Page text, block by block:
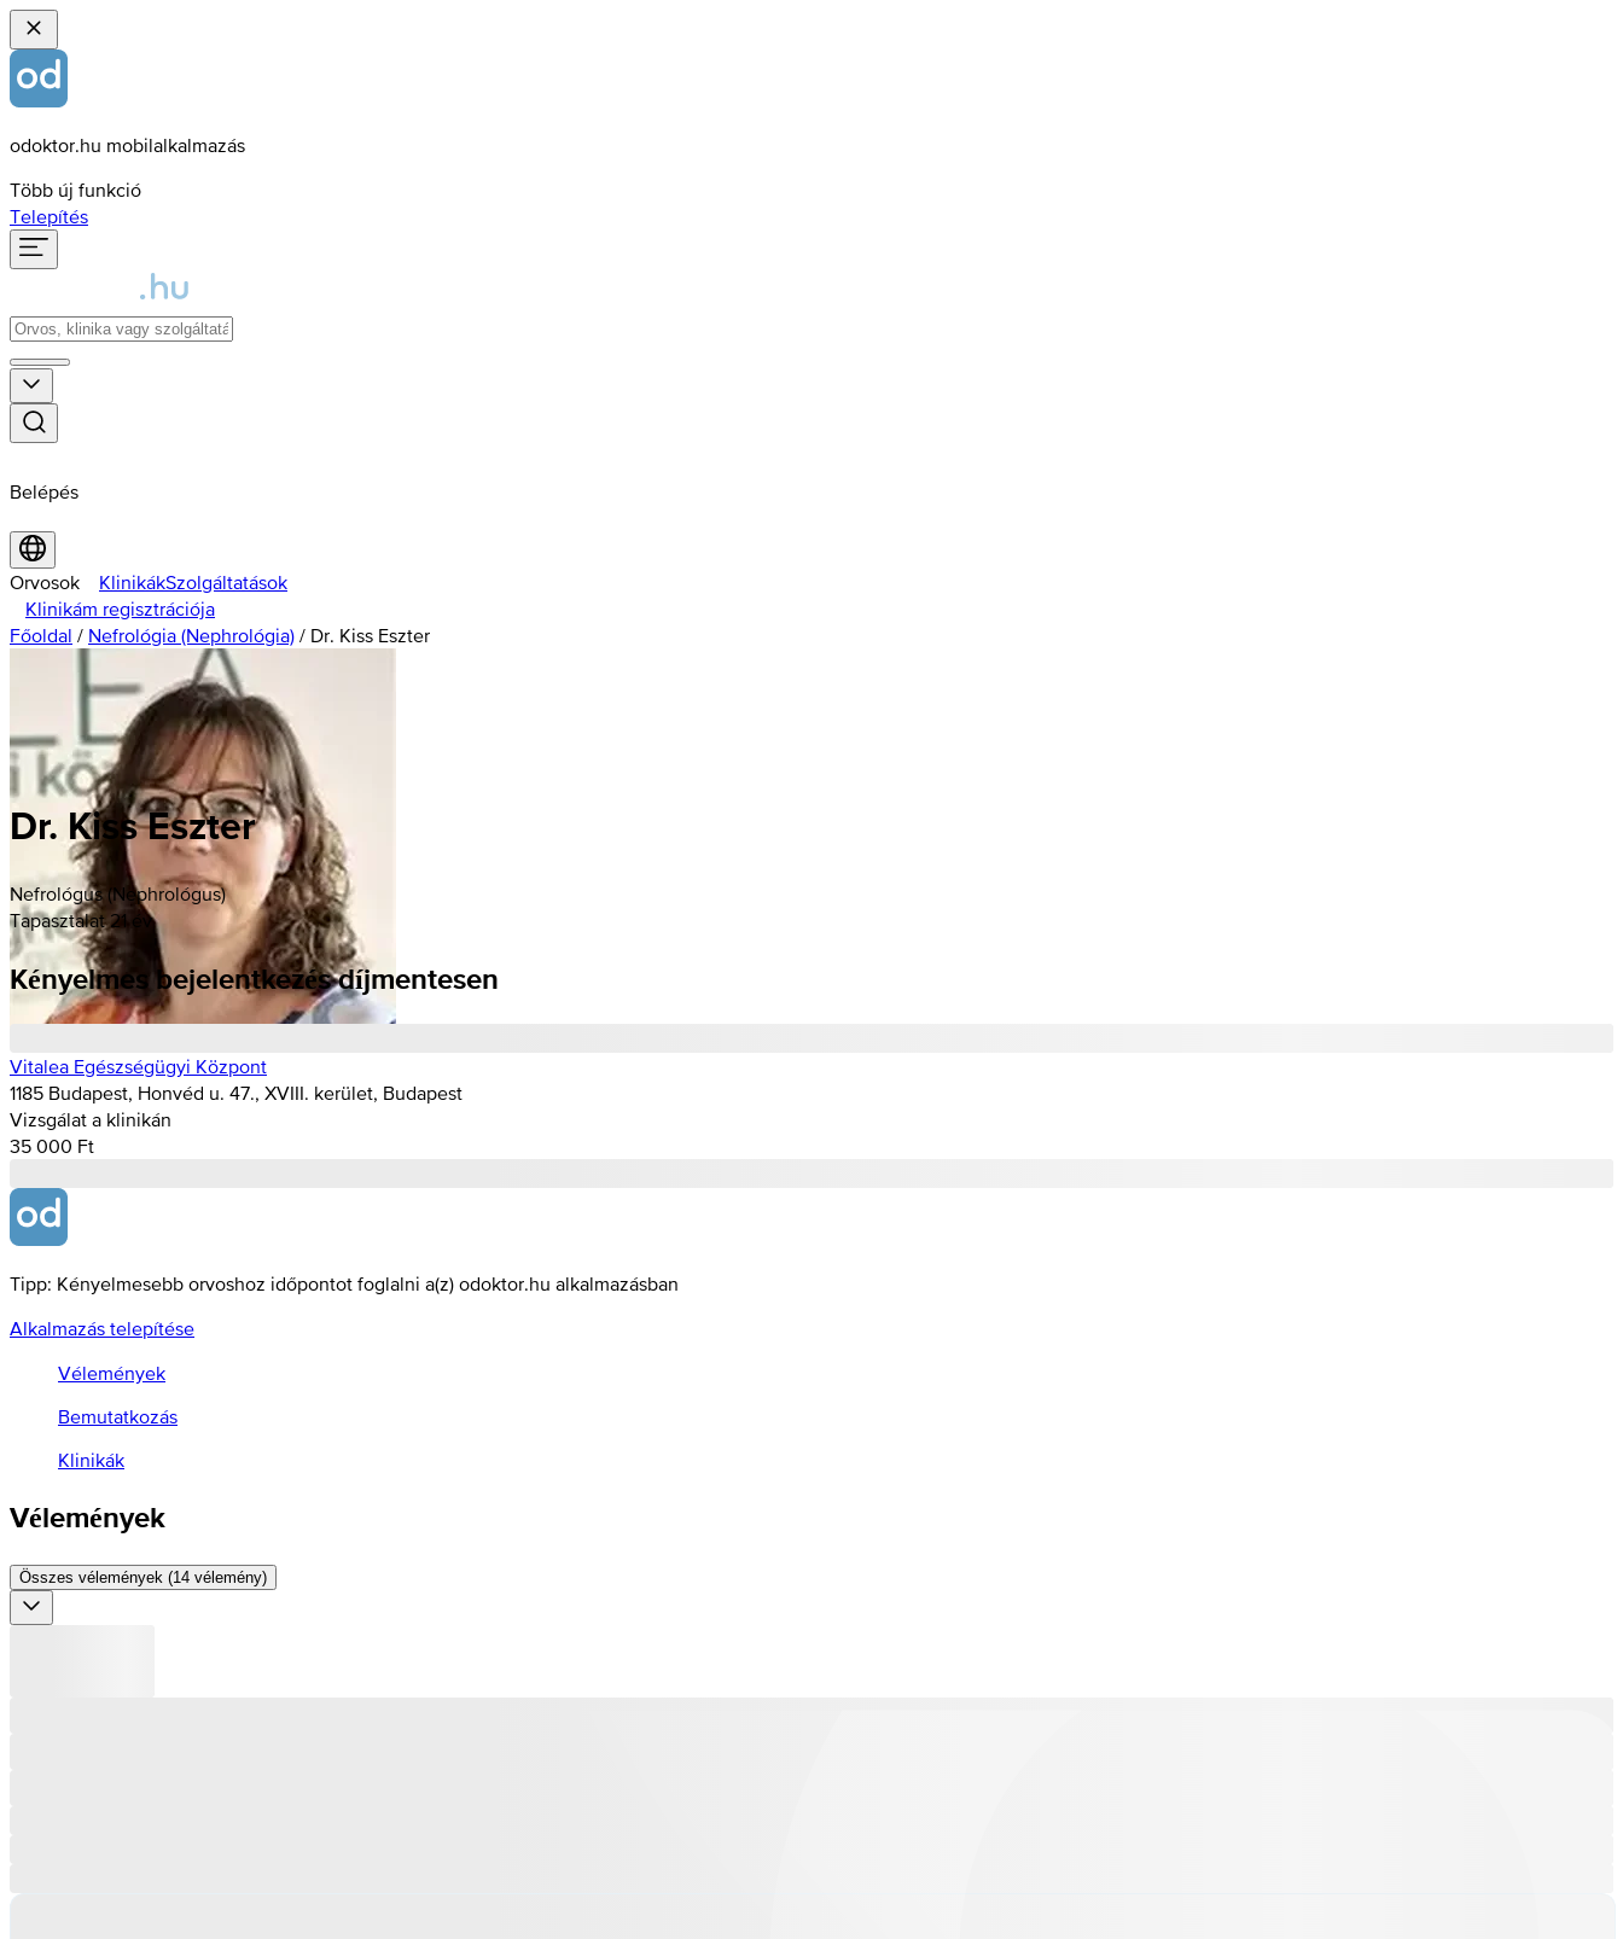
odoktor.hu mobilalkalmazás
Több új funkció
Telepítés
Belépés
Orvosok KlinikákSzolgáltatások
Klinikám regisztrációja
Főoldal / Nefrológia (Nephrológia) / Dr. Kiss Eszter
Dr. Kiss Eszter
Nefrológus (Nephrológus)
Tapasztalat 21 év
Kényelmes bejelentkezés díjmentesen
Vitalea Egészségügyi Központ
1185 Budapest, Honvéd u. 47., XVIII. kerület, Budapest
Vizsgálat a klinikán
35 000 Ft
Tipp: Kényelmesebb orvoshoz időpontot foglalni a(z) odoktor.hu alkalmazásban
Alkalmazás telepítése
Vélemények
Bemutatkozás
Klinikák
Vélemények
Összes vélemények (14 vélemény)